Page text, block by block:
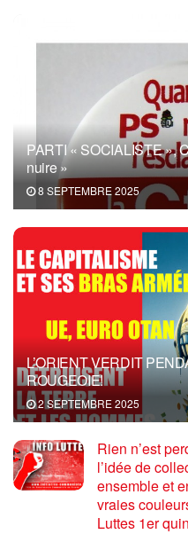
PARTI « SOCIALISTE »,
nuire »
8 SEPTEMBRE 2025
L’ORIENT VERDIT
ROUGEOIE!
2 SEPTEMBRE 2025
Rien n’est
l’idée de
ensemble et
vraies
Luttes 1er